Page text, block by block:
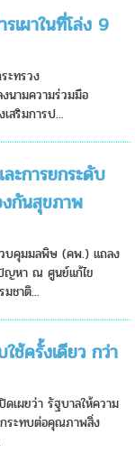
เผาในที่โล่ง 9
ะทรวง
นามความร่วมมือ
สริมการป...
ะการยกระดับ
กันสุขภาพ
บคุมมลพิษ (คพ.) แถลง
ญหา ณ ศูนย์แก้ไข
ชาติ...
ช้ครั้งเดียว กว่า
ผยว่า รัฐบาลให้ความ
ระทบต่อคุณภาพสิ่ง